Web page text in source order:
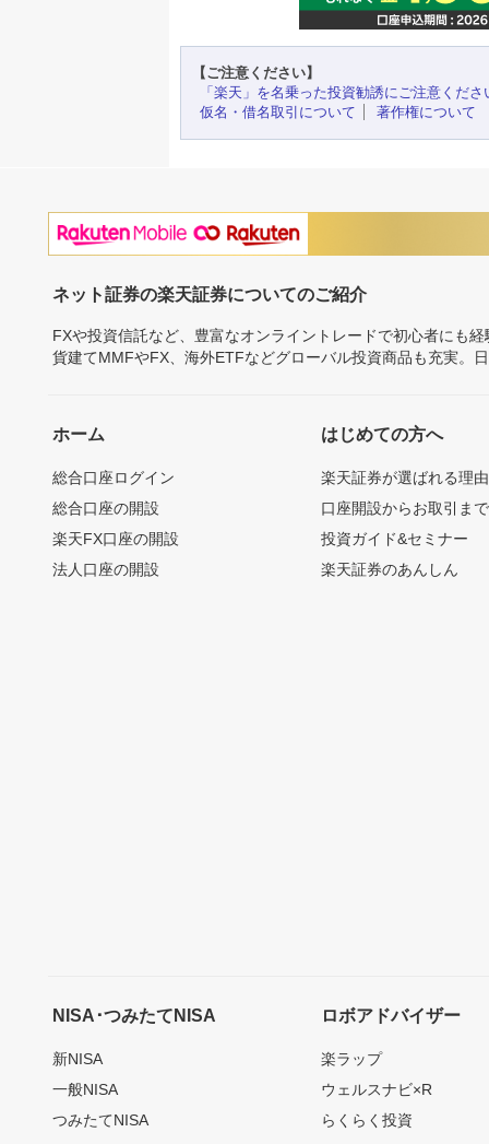
【ご注意ください】
「楽天」を名乗った投資勧誘にご注意くださ
仮名・借名取引について
著作権について
ネット証券の楽天証券についてのご紹介
FXや投資信託など、豊富なオンライントレードで初心者にも
貨建てMMFやFX、海外ETFなどグローバル投資商品も充実。
ホーム
総合口座ログイン
総合口座の開設
楽天FX口座の開設
法人口座の開設
はじめての方へ
楽天証券が選ばれる理由
口座開設からお取引ま
投資ガイド&セミナー
楽天証券のあんしん
NISA･つみたてNISA
新NISA
一般NISA
つみたてNISA
ロボアドバイザー
楽ラップ
ウェルスナビ×R
らくらく投資